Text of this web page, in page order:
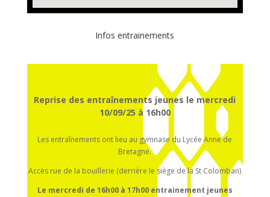
Infos entrainements
Reprise des entraînements jeunes le mercredi
10/09/25 à 16h00
Les entraînements ont lieu au gymnase du Lycée Anne de
Bretagne.
Accès rue de la bouillerie (derrière le siège de la St Colomban)
Le mercredi de 16h00 à 17h00 entrainement jeunes